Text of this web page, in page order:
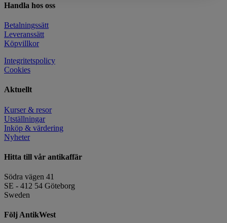
Handla hos oss
Betalningssätt
Leveranssätt
Köpvillkor
Integritetspolicy
Cookies
Aktuellt
Kurser & resor
Utställningar
Inköp & värdering
Nyheter
Hitta till vår antikaffär
Södra vägen 41
SE - 412 54 Göteborg
Sweden
Följ AntikWest